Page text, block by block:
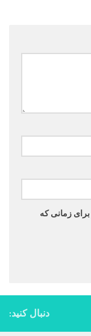
زمانی که
دنبال کنید: